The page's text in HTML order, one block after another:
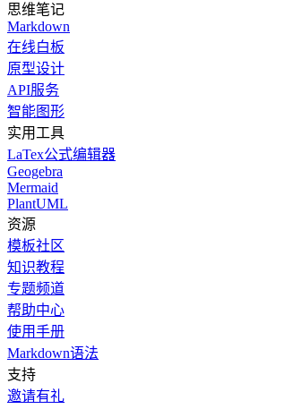
思维笔记
Markdown
在线白板
原型设计
API服务
智能图形
实用工具
LaTex公式编辑器
Geogebra
Mermaid
PlantUML
资源
模板社区
知识教程
专题频道
帮助中心
使用手册
Markdown语法
支持
邀请有礼